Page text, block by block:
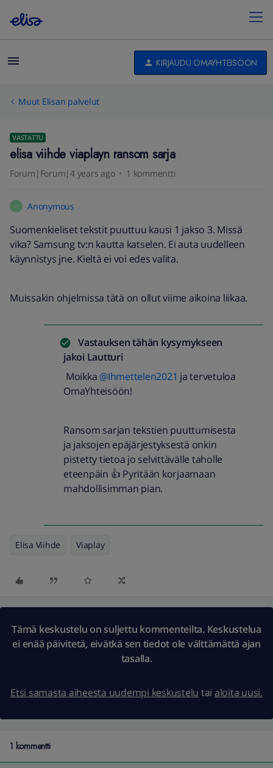
KIRJAUDU OMAYHTEISÖÖN
Muut Elisan palvelut
VASTATTU
elisa viihde viaplayn ransom sarja
Forum|Forum|4 years ago 1 kommentti
A Anonymous
Suomenkieliset tekstit puuttuu kausi 1 jakso 3. Missä
vika? Samsung tv:n kautta katselen. Ei auta uudelleen
käynnistys jne. Kieltä ei voi edes valita.
Muissakin ohjelmissa tätä on ollut viime aikoina liikaa.
Vastauksen tähän kysymykseen
jakoi Lautturi
Moikka @Ihmettelen2021 ja tervetuloa
OmaYhteisöön!
Ransom sarjan tekstien puuttumisesta
ja jaksojen epäjärjestyksestä onkin
pistetty tietoa jo selvittävälle taholle
eteenpäin 👍 Pyritään korjaamaan
mahdollisimman pian.
Elisa Viihde Viaplay
Tämä keskustelu on suljettu kommenteilta. Keskustelua
ei enää päivitetä, eivätkä sen tiedot ole välttämättä ajan
tasalla.
Etsi samasta aiheesta uudempi keskustelu tai aloita uusi.
1 kommentti